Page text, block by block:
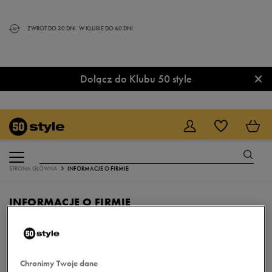
ZWROT DO 30 DNI. W KLUBIE DO 60 DNI.
Dołącz do Klubu 50 style ×
STRONA GŁÓWNA INFORMACJE O FIRMIE
INFORMACJE O FIRMIE
Sklep internetowy 50style.pl
Chronimy Twoje dane